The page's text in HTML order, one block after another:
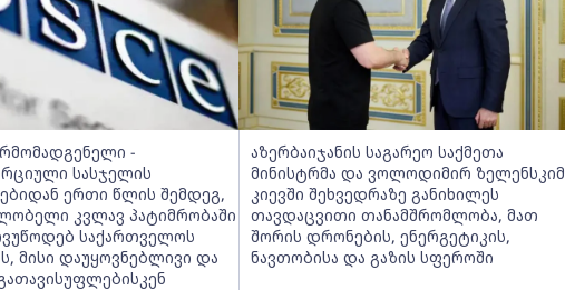
-
სასჯელის
ერთი წლის შემდეგ,
კვლავ პატიმრობაში
საქართველოს
მისი დაუყოვნებლივი და
აზერბაიჯანის საგარეო საქმეთა
მინისტრმა და ვოლოდიმირ ზელენსკიმ
კიევში შეხვედრაზე განიხილეს
თავდაცვითი თანამშრომლობა, მათ
შორის დრონების, ენერგეტიკის,
ნავთობისა და გაზის სფეროში